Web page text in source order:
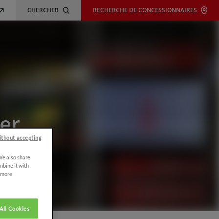
CHERCHER RECHERCHE DE CONCESSIONNAIRES
also share
it with
accepting
Cookies